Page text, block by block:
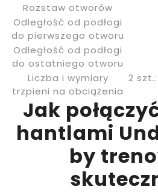
Rozstaw otworów
Odległość od podłogi
do pierwszego otworu
Odległość od podłogi
do ostatniego otworu
Liczba i wymiary
trzpieni na obciążenia
2
Jak
hantlami
by